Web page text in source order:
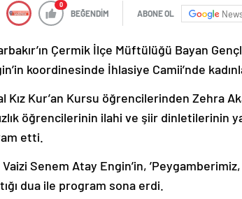
0
BEĞENDİM ABONE OL
Çermik İlçe Müftülüğü Bayan
koordinesinde İhlasiye Camii’nde
Kız Kur’an Kursu öğrencilerinden Zehra
öğrencilerinin ilahi ve şiir dinletilerinin
etti.
Senem Atay Engin’in,
dua ile program sona erdi.